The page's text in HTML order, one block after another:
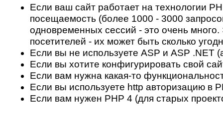
Если ваш сайт работает на технологии
посещаемость (более 1000 - 3000
одновременных сессий - это очень
посетителей - их может быть сколько
Если вы не используете ASP и ASP .NET
Если вы хотите конфигурировать свой
Если вам нужна какая-то
Если вы используете http авторизацию в
Если вам нужен PHP 4 (для старых